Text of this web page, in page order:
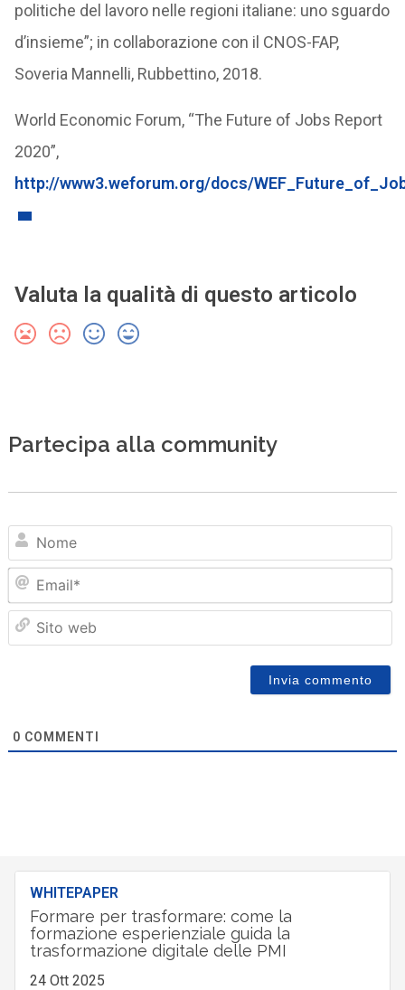
politiche del lavoro nelle regioni italiane: uno sguardo
d’insieme”; in collaborazione con il CNOS-FAP,
Soveria Mannelli, Rubbettino, 2018.
World Economic Forum, “The Future of Jobs Report
2020”,
http://www3.weforum.org/docs/
Valuta la qualità di questo articolo
Partecipa alla community
0 COMMENTI
WHITEPAPER
Formare per trasformare: come la
formazione esperienziale guida la
trasformazione digitale delle PMI
24 Ott 2025